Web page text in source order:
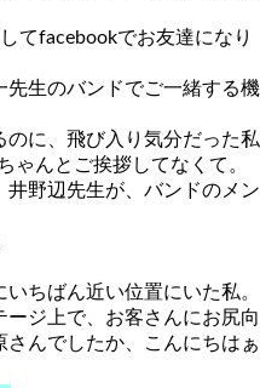
てfacebookでお友達になり
先生のバンドでご一緒する機
に、飛び入り気分だった私
ゃんとご挨拶してなくて。
野辺先生が、バンドのメン
ちばん近い位置にいた私。
ジ上で、お客さんにお尻向
んでしたか、こんにちはぁ